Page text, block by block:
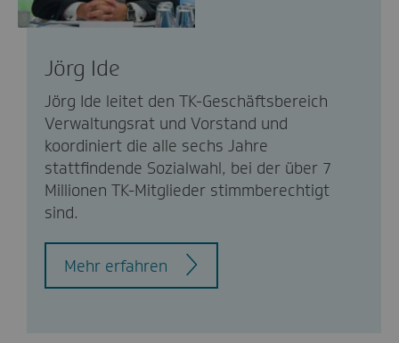
Jörg Ide
Jörg Ide leitet den TK-Geschäftsbereich
Verwaltungsrat und Vorstand und
koordiniert die alle sechs Jahre
stattfindende Sozialwahl, bei der über 7
Millionen TK-Mitglieder stimmberechtigt
sind.
Mehr erfahren